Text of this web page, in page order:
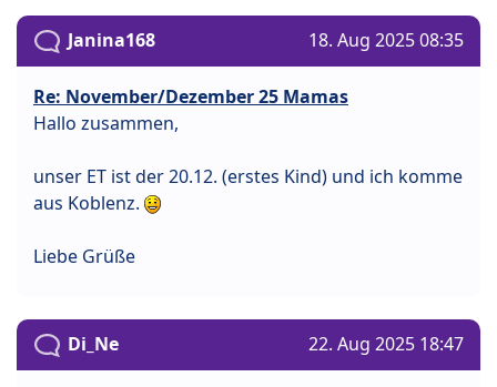
Janina168 18. Aug 2025 08:35
Re: November/Dezember 25 Mamas
Hallo zusammen,
unser ET ist der 20.12. (erstes Kind) und ich komme
aus Koblenz.
Liebe Grüße
Di_Ne 22. Aug 2025 18:47